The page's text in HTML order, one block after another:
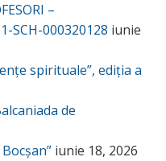
–
SCH-000320128 iunie
spirituale”, ediția a
de
iunie 18, 2026